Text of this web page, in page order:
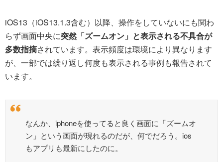
iOS13（iOS13.1.3含む）以降、操作をしていないにも関わ
らず画面中央に突然「ズームオン」と表示される不具合が
多数指摘されています。表示頻度は環境により異なります
が、一部では繰り返し何度も表示される事例も報告されて
います。
なんか、iphoneを使ってると良く画面に「ズームオ
ン」という画面が現れるのだが、何でだろう。ios
もアプリも最新にしたのに。